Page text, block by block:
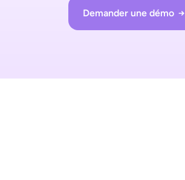
et vos clients ne remarqueront même
Demander une démo